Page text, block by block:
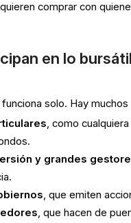
comprar con
en lo bursátil
funciona solo. Hay
, como
y grandes
, que emiten
, que hacen de